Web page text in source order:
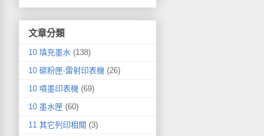
文章分類
10 填充墨水 (138)
10 碳粉匣-雷射印表機 (26)
10 噴墨印表機 (69)
10 墨水匣 (60)
11 其它列印相關 (3)